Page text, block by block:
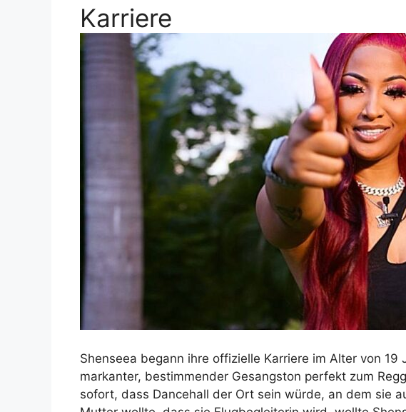
Karriere
Shenseea begann ihre offizielle Karriere im Alter von
markanter, bestimmender Gesangston perfekt zum
sofort, dass Dancehall der Ort sein würde, an dem sie